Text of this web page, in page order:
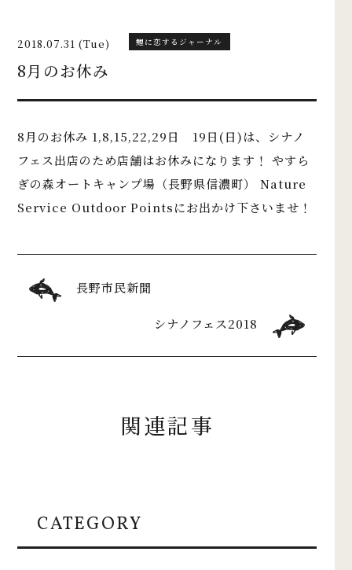
2018.07.31 (Tue) 鯉に恋するジャーナル
8月のお休み
8月のお休み 1,8,15,22,29日 19日(日)は、シナノ
フェス出店のため店舗はお休みになります！ やすら
ぎの森オートキャンプ場（長野県信濃町） Nature
Service Outdoor Pointsにお出かけ下さいませ！
長野市民新聞
シナノフェス2018
関連記事
CATEGORY